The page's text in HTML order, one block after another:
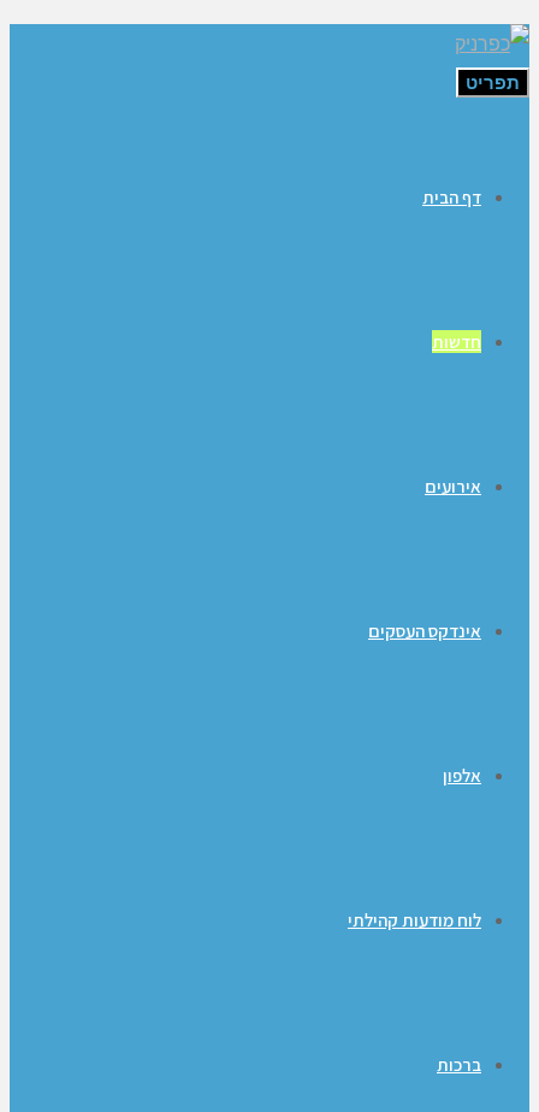
תפריט
דף הבית
חדשות
אירועים
אינדקס העסקים
אלפון
לוח מודעות קהילתי
ברכות